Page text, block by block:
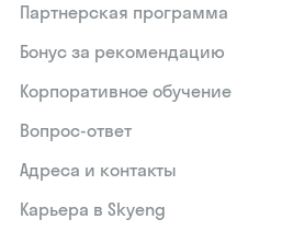
Партнерская программа
Бонус за рекомендацию
Корпоративное обучение
Вопрос-ответ
Адреса и контакты
Карьера в Skyeng